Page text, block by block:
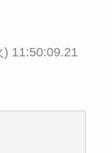
) 11:50:09.21